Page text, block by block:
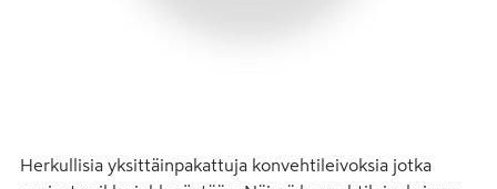
Herkullisia yksittäinpakattuja konvehtileivoksia jotka